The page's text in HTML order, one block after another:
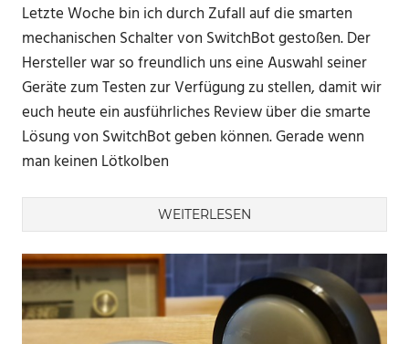
Letzte Woche bin ich durch Zufall auf die smarten
mechanischen Schalter von SwitchBot gestoßen. Der
Hersteller war so freundlich uns eine Auswahl seiner
Geräte zum Testen zur Verfügung zu stellen, damit wir
euch heute ein ausführliches Review über die smarte
Lösung von SwitchBot geben können. Gerade wenn
man keinen Lötkolben
WEITERLESEN